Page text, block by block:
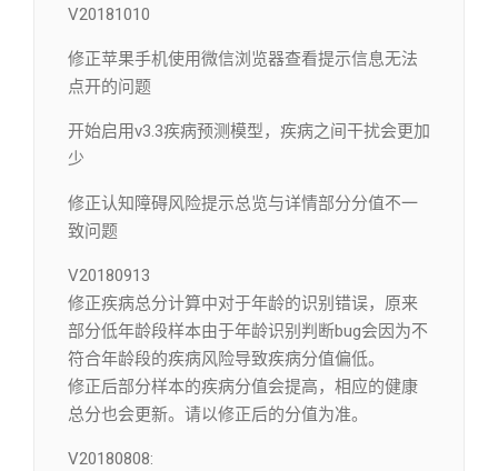
V20181010
修正苹果手机使用微信浏览器查看提示信息无法
点开的问题
开始启用v3.3疾病预测模型，疾病之间干扰会更加
少
修正认知障碍风险提示总览与详情部分分值不一
致问题
V20180913
修正疾病总分计算中对于年龄的识别错误，原来
部分低年龄段样本由于年龄识别判断bug会因为不
符合年龄段的疾病风险导致疾病分值偏低。
修正后部分样本的疾病分值会提高，相应的健康
总分也会更新。请以修正后的分值为准。
V20180808: